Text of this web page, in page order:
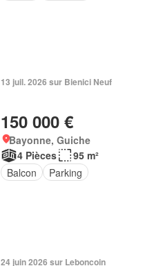
13 juil. 2026 sur Bienici Neuf
150 000 €
Bayonne, Guiche
4 Pièces
95 m²
Balcon
Parking
24 juin 2026 sur Leboncoin